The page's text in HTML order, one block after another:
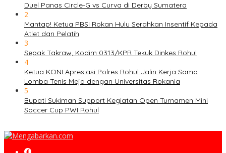
Duel Panas Circle-G vs Curva di Derby Sumatera
2
Mantap! Ketua PBSI Rokan Hulu Serahkan Insentif Kepada
Atlet dan Pelatih
3
Sepak Takraw, Kodim 0313/KPR Tekuk Dinkes Rohul
4
Ketua KONI Apresiasi Polres Rohul Jalin Kerja Sama
Lomba Tenis Meja dengan Universitas Rokania
5
Bupati Sukiman Support Kegiatan Open Turnamen Mini
Soccer Cup PWI Rohul